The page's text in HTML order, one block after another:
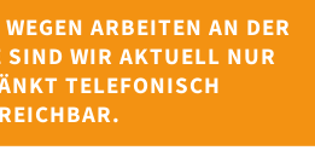
ARBEITEN AN DER
SIND WIR AKTUELL NUR
TELEFONISCH